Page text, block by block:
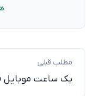
مطلب قبلی
یک ساعت موبایل قبل از خواب